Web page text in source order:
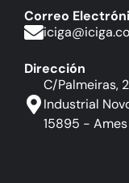
Correo
Dirección
C/Palmeiras,
Industrial
15895 -